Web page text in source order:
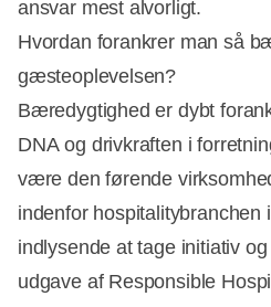
ansvar mest alvorligt.
Hvordan forankrer man så
gæsteoplevelsen?
Bæredygtighed er dybt
DNA og drivkraften i
være den førende
indenfor hospitalitybranchen
indlysende at tage initiativ
udgave af Responsible